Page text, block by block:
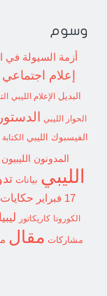
وسوم
أزمة السيولة
إعلام اجتماعي
البديل
الإعلام الليبي
الحوار الليبي
الفيسبوك الليبي
المدونون الليبيون
الليبي بيانات
17 فبراير
حكايات
الكورونا كاريكاتور ليبيا
مشاركات مقال